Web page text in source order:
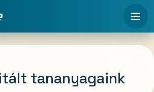
tananyagaink